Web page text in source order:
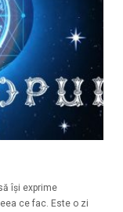
își exprime
ce fac. Este o zi